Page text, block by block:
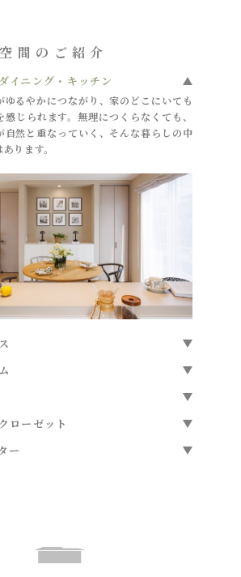
間のご紹介
ダイニング・キッチン
ゆるやかにつながり、家のどこにいても
感じられます。無理につくらなくても、
自然と重なっていく、そんな暮らしの中
ります。
じめとする各室と繋がっているテラス
空間ではなく、暮らしの中にあります。
りを生み、日常の時間をより豊かにしま
かく遮る窓の設計で、安心も、プライバ
たキッズルーム。子どもが小さいうち
大きな空間として。成長したら、ふたつ
天井と、間接照明のやさしい明かりが、
を心地よく整えます。明るすぎない、こ
ちょうどいい、そんな時間をやさしく整
クローゼット
そのままファミリークローゼットで身支
。寝室と直接繋がっていて収納計画も充
ー